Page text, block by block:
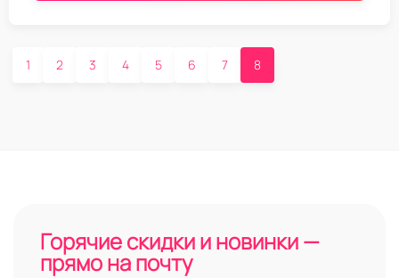
1 2 3 4 5 6 7 8
Горячие скидки и новинки —
прямо на почту